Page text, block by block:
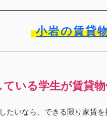
小岩の賃貸
いる学生が賃貸
たいなら、できる限り家賃を